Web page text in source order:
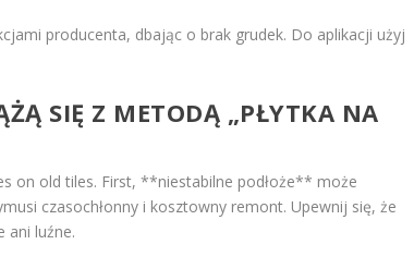
producenta, dbając o brak grudek. Do aplikacji użyj
SIĘ Z METODĄ „PŁYTKA NA
on old tiles. First, **niestabilne podłoże** może
czasochłonny i kosztowny remont. Upewnij się, że
ani luźne.